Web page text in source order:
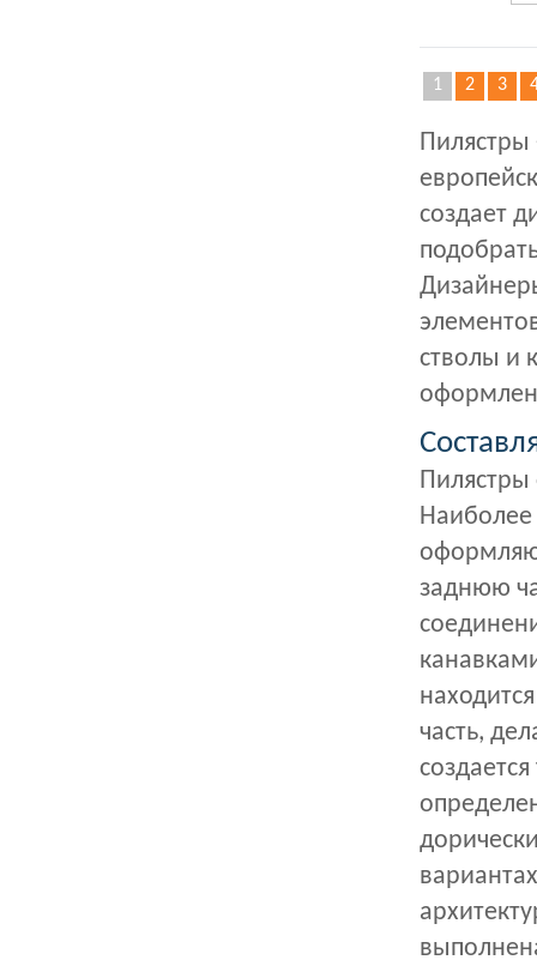
1 2 3
создает
стволы и
Пилястры
Наиболее
заднюю
часть,